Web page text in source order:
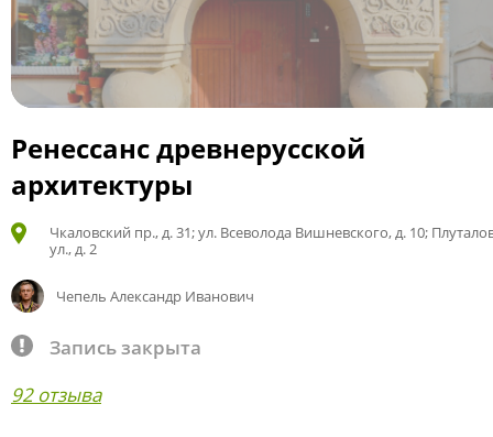
Ренессанс древнерусской
архитектуры
Чкаловский пр., д. 31; ул. Всеволода Вишневского, д. 10;
ул., д. 2
Чепель Александр Иванович
Запись закрыта
92 отзыва